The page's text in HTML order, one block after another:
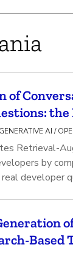
of
the
GENERATIVE AI /
Retrieval-
by
developer
Based